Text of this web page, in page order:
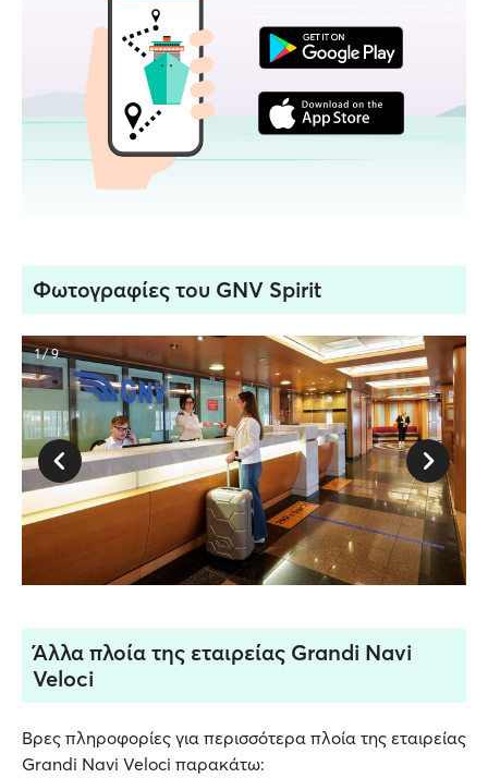
Φωτογραφίες του GNV Spirit
1 / 9
Άλλα πλοία της εταιρείας Grandi Navi
Veloci
Βρες πληροφορίες για περισσότερα πλοία της εταιρείας
Grandi Navi Veloci παρακάτω: